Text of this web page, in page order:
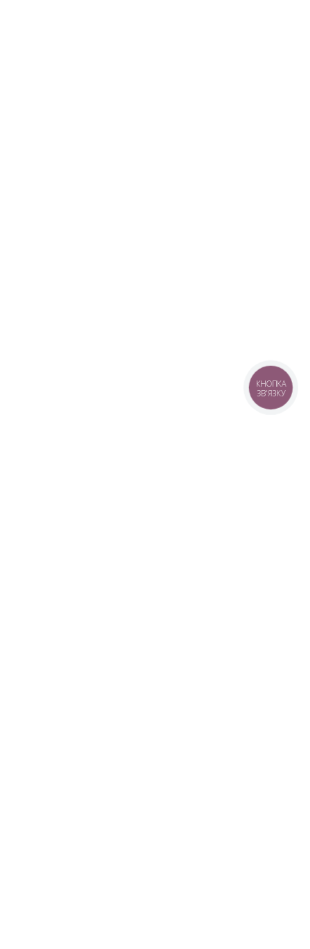
КНОПКА
ЗВ'ЯЗКУ